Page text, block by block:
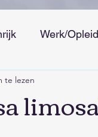
Werk/
Ziektes/
te lezen